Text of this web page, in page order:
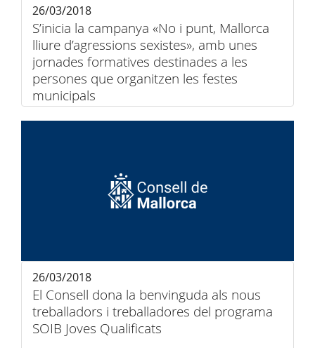
S’inicia la campanya «No i punt, Mallorca
lliure d’agressions sexistes», amb unes
jornades formatives destinades a les
persones que organitzen les festes
municipals
26/03/2018
El Consell dona la benvinguda als nous
treballadors i treballadores del programa
SOIB Joves Qualificats
26/03/2018